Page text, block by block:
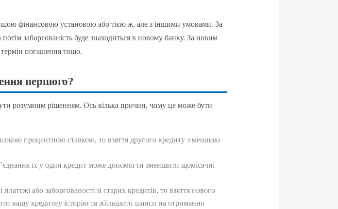
фінансовою установою або тією ж, але з іншими умовами. За
заборгованість буде знаходиться в новому банку. За новим
погашення тощо.
першого?
розумним рішенням. Ось кілька причин, чому це може бути
процентною ставкою, то взяття другого кредиту з меншою
їх у один кредит може допомогти зменшити щомісячні
або заборгованості зі старих кредитів, то взяття нового
вашу кредитну історію та збільшити шанси на отримання